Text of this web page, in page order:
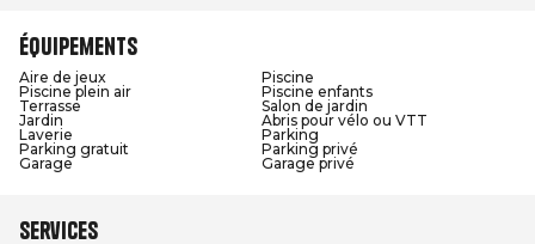
Équipements
Aire de jeux
Piscine
Piscine plein air
Piscine enfants
Terrasse
Salon de jardin
Jardin
Abris pour vélo ou VTT
Laverie
Parking
Parking gratuit
Parking privé
Garage
Garage privé
Services